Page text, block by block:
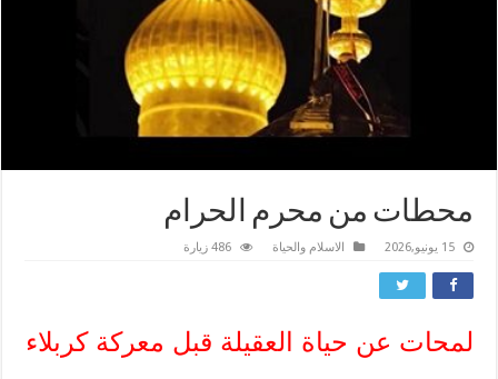
محطات من محرم الحرام
15 يونيو,2026 الاسلام والحياة 486 زيارة
لمحات عن حياة العقيلة قبل معركة كربلاء